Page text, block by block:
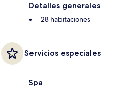
Detalles generales
28 habitaciones
Servicios especiales
Spa